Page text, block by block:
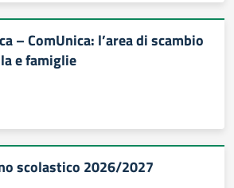
– ComUnica: l’area di scambio
e famiglie
scolastico 2026/2027